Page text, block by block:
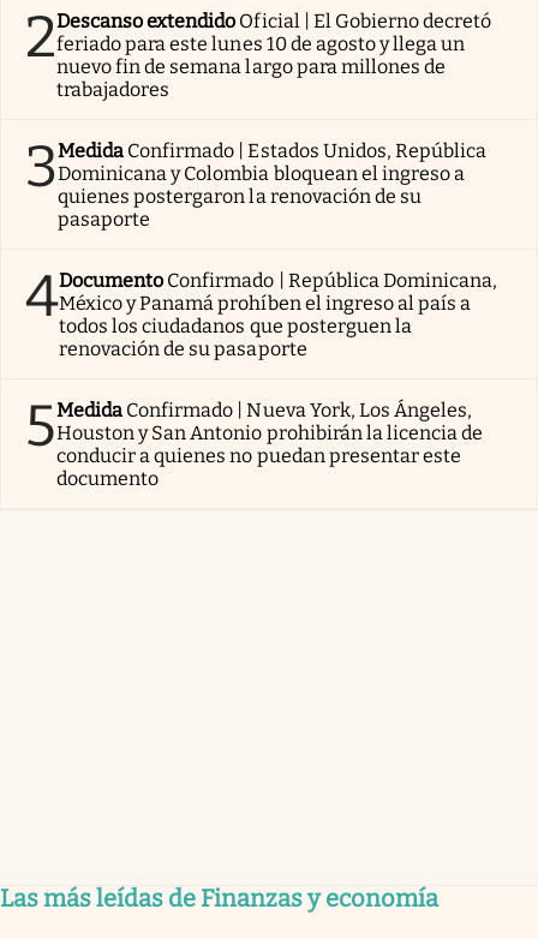
2Descanso extendido Oficial | El Gobierno decretó
feriado para este lunes 10 de agosto y llega un
nuevo fin de semana largo para millones de
trabajadores
3Medida Confirmado | Estados Unidos, República
Dominicana y Colombia bloquean el ingreso a
quienes postergaron la renovación de su
pasaporte
4Documento Confirmado | República Dominicana,
México y Panamá prohíben el ingreso al país a
todos los ciudadanos que posterguen la
renovación de su pasaporte
5Medida Confirmado | Nueva York, Los Ángeles,
Houston y San Antonio prohibirán la licencia de
conducir a quienes no puedan presentar este
documento
Las más leídas de Finanzas y economía